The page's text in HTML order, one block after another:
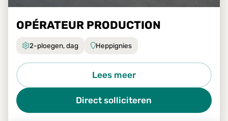
OPÉRATEUR PRODUCTION
2-ploegen, dag Heppignies
Lees meer
Direct solliciteren